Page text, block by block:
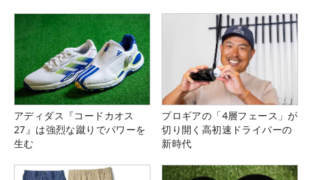
アディダス『コードカオス
27』は強烈な蹴りでパワーを
生む
プロギアの「4層フェース」が
切り開く高初速ドライバーの
新時代